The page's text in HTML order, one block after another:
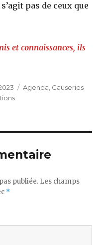
pas de ceux que
et connaissances, ils
Catégories
Agenda Causeries
publiée. Les champs
*